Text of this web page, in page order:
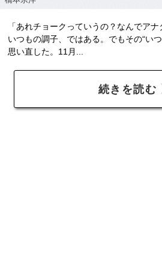
「あれチョークっていうの？なんでアナ
いつもの調子、ではある。でもその“い
思い直した。11月...
続きを読む